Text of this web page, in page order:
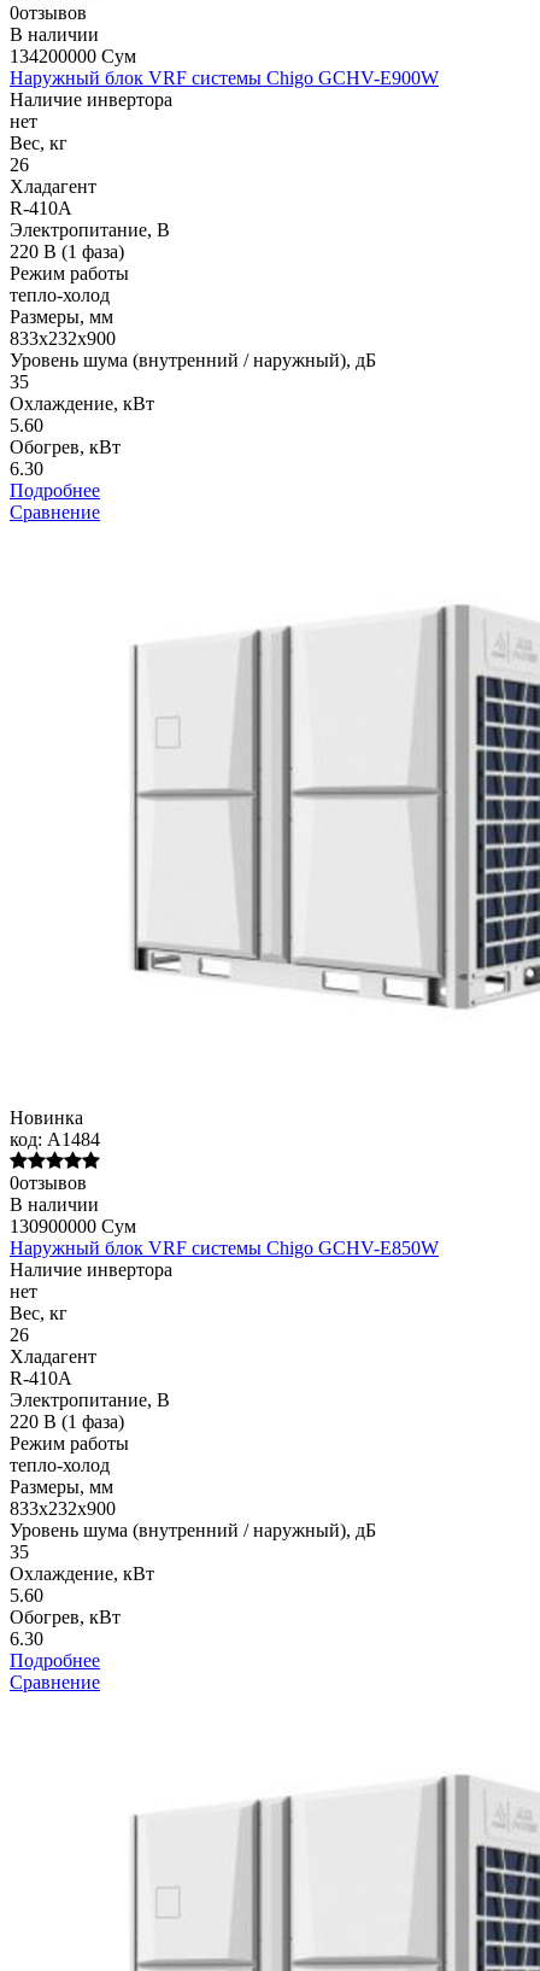
0отзывов
В наличии
134200000 Сум
Наружный блок VRF системы Chigo GCHV-E900W
Наличие инвертора
нет
Вес, кг
26
Хладагент
R-410A
Электропитание, В
220 В (1 фаза)
Режим работы
тепло-холод
Размеры, мм
833х232х900
Уровень шума (внутренний / наружный), дБ
35
Охлаждение, кВт
5.60
Обогрев, кВт
6.30
Подробнее
Сравнение
Новинка
код: A1484
0отзывов
В наличии
130900000 Сум
Наружный блок VRF системы Chigo GCHV-E850W
Наличие инвертора
нет
Вес, кг
26
Хладагент
R-410A
Электропитание, В
220 В (1 фаза)
Режим работы
тепло-холод
Размеры, мм
833х232х900
Уровень шума (внутренний / наружный), дБ
35
Охлаждение, кВт
5.60
Обогрев, кВт
6.30
Подробнее
Сравнение